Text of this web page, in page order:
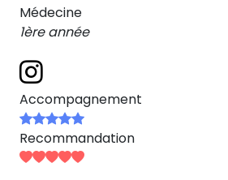
Médecine
1ère année
Accompagnement
Recommandation